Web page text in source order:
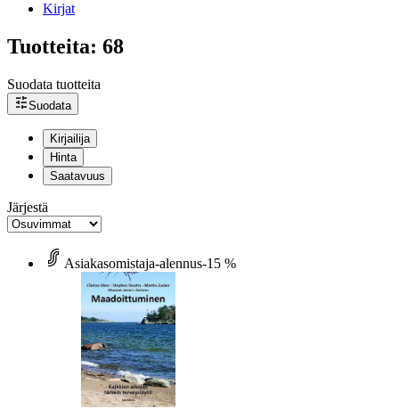
Kirjat
Tuotteita: 68
Suodata tuotteita
Suodata
Kirjailija
Hinta
Saatavuus
Järjestä
Asiakasomistaja-alennus-15 %